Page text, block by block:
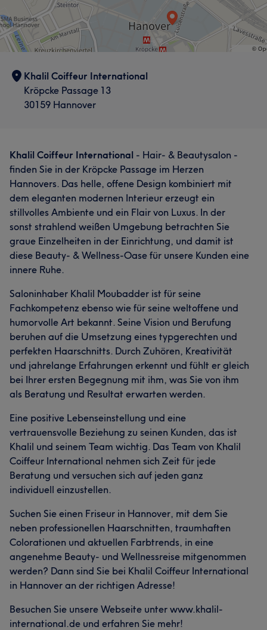
Khalil Coiffeur International
Kröpcke Passage 13
30159 Hannover
Khalil Coiffeur International - Hair- & Beautysalon -
finden Sie in der Kröpcke Passage im Herzen
Hannovers. Das helle, offene Design kombiniert mit
dem eleganten modernen Interieur erzeugt ein
stillvolles Ambiente und ein Flair von Luxus. In der
sonst strahlend weißen Umgebung betrachten Sie
graue Einzelheiten in der Einrichtung, und damit ist
diese Beauty- & Wellness-Oase für unsere Kunden eine
innere Ruhe.
Saloninhaber Khalil Moubadder ist für seine
Fachkompetenz ebenso wie für seine weltoffene und
humorvolle Art bekannt. Seine Vision und Berufung
beruhen auf die Umsetzung eines typgerechten und
perfekten Haarschnitts. Durch Zuhören, Kreativität
und jahrelange Erfahrungen erkennt und fühlt er gleich
bei Ihrer ersten Begegnung mit ihm, was Sie von ihm
als Beratung und Resultat erwarten werden.
Eine positive Lebenseinstellung und eine
vertrauensvolle Beziehung zu seinen Kunden, das ist
Khalil und seinem Team wichtig. Das Team von Khalil
Coiffeur International nehmen sich Zeit für jede
Beratung und versuchen sich auf jeden ganz
individuell einzustellen.
Suchen Sie einen Friseur in Hannover, mit dem Sie
neben professionellen Haarschnitten, traumhaften
Colorationen und aktuellen Farbtrends, in eine
angenehme Beauty- und Wellnessreise mitgenommen
werden? Dann sind Sie bei Khalil Coiffeur International
in Hannover an der richtigen Adresse!
Besuchen Sie unsere Webseite unter www.khalil-
international.de und erfahren Sie mehr!